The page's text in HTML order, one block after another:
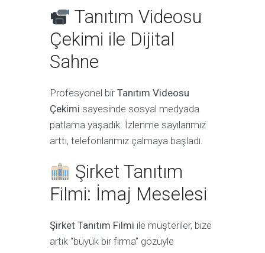
Tanıtım Videosu
Çekimi ile Dijital
Sahne
Profesyonel birTanıtım Videosu
Çekimi sayesinde sosyal medyada
patlama yaşadık. İzlenme sayılarımız
arttı, telefonlarımız çalmaya başladı.
Şirket Tanıtım
Filmi: İmaj Meselesi
Şirket Tanıtım Filmi ile müşteriler, bize
artık “büyük bir firma” gözüyle